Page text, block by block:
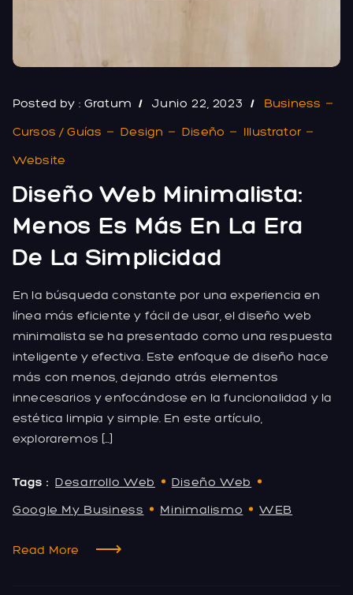
Posted by : Gratum Junio 22, 2023
Business
Cursos / Guías
Design Diseño
Illustrator
Website
Diseño Web Minimalista:
Menos Es Más En La Era
De La Simplicidad
En la búsqueda constante por una experiencia en
línea más eficiente y fácil de usar, el diseño web
minimalista se ha presentado como una respuesta
inteligente y efectiva. Este enfoque de diseño hace
más con menos, dejando atrás elementos
innecesarios y enfocándose en la funcionalidad y la
estética limpia y simple. En este artículo,
exploraremos […]
Tags : Desarrollo Web
Diseño Web
Google My Business
Minimalismo WEB
Read More